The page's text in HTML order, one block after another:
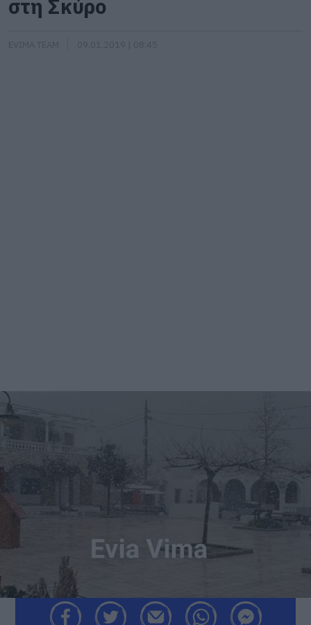
στη Σκύρο